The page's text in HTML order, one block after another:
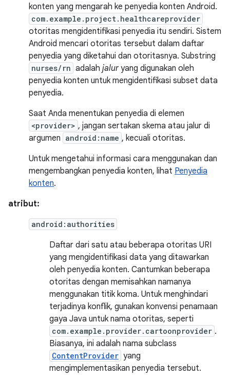
konten yang mengarah ke penyedia konten Android.
com.example.project.healthcareprovider
otoritas mengidentifikasi penyedia itu sendiri. Sistem
Android mencari otoritas tersebut dalam daftar
penyedia yang diketahui dan otoritasnya. Substring
nurses/rn adalah jaluryang digunakan oleh
penyedia konten untuk mengidentifikasi subset data
penyedia.
Saat Anda menentukan penyedia di elemen
<provider> , jangan sertakan skema atau jalur di
argumen android:name , kecuali otoritas.
Untuk mengetahui informasi cara menggunakan dan
mengembangkan penyedia konten, lihat Penyedia
konten.
atribut:
android:authorities
Daftar dari satu atau beberapa otoritas URI
yang mengidentifikasi data yang ditawarkan
oleh penyedia konten. Cantumkan beberapa
otoritas dengan memisahkan namanya
menggunakan titik koma. Untuk menghindari
terjadinya konflik, gunakan konvensi penamaan
gaya Java untuk nama otoritas, seperti
com.example.provider.cartoonprovider .
Biasanya, ini adalah nama subclass
ContentProvider yang
mengimplementasikan penyedia tersebut.